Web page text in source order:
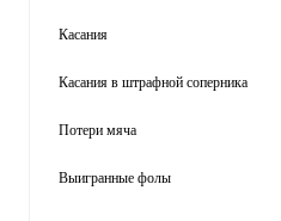
Касания
Касания в штрафной соперника
Потери мяча
Выигранные фолы